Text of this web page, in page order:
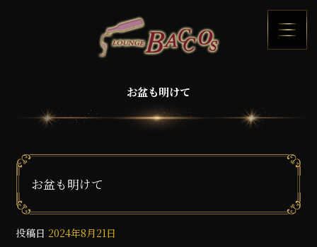
お盆も明けて
お盆も明けて
投稿日 2024年8月21日